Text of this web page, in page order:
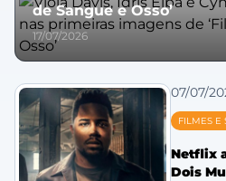
de Sangue e Osso’
17/07/2026
07/07/
FILMES E
Netflix
Dois